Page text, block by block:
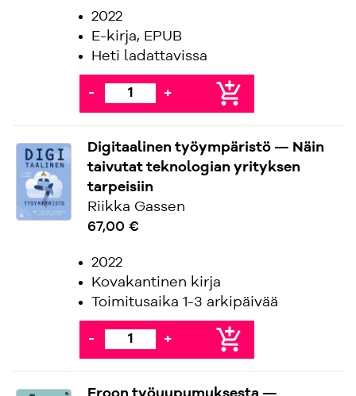
2022
E-kirja, EPUB
Heti ladattavissa
- + add_shopping_cart
Digitaalinen työympäristö — Näin
taivutat teknologian yrityksen
tarpeisiin
Riikka Gassen
67,00 €
2022
Kovakantinen kirja
Toimitusaika 1-3 arkipäivää
- + add_shopping_cart